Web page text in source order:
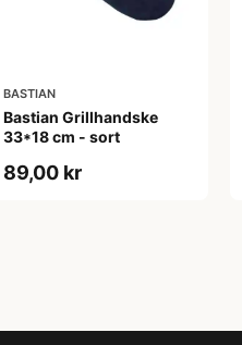
BASTIAN
Bastian Grillhandske
33*18 cm - sort
89,00 kr